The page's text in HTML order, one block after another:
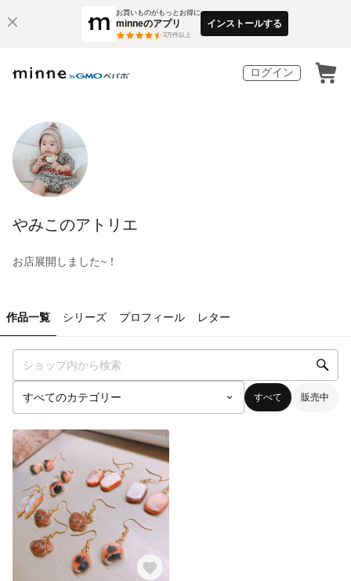
お買いものがもっとお得に
minneのアプリ
3万件以上
インストールする
ログイン
やみこのアトリエ
お店展開しました~！
作品一覧 シリーズ プロフィール レター
すべて 販売中